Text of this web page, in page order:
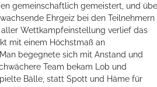
gemeinschaftlich gemeistert, und
Ehrgeiz bei den Teilnehmern
Wettkampfeinstellung verlief das
mit einem Höchstmaß an
begegnete sich mit Anstand und
Team bekam Lob und
Bälle, statt Spott und Häme für